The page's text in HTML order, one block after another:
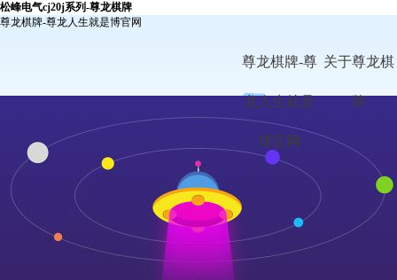
松峰电气cj20j系列-尊龙棋牌
尊龙棋牌-尊龙人生就是博官网
尊龙棋牌-尊
龙人生就是
博官网
关于尊龙棋
牌